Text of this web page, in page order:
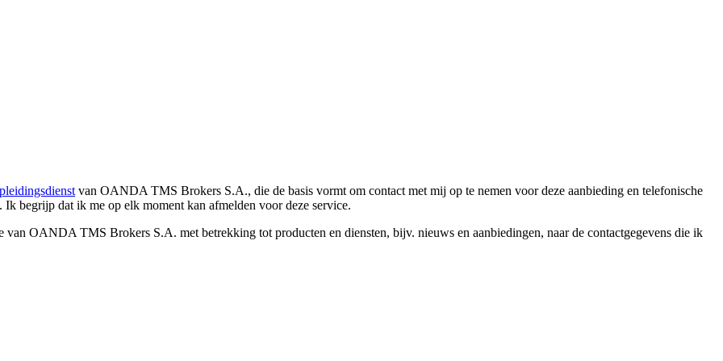
van OANDA TMS Brokers S.A., die de basis vormt om contact met mij op te nemen voor deze aanbieding en telefonische
Ik begrijp dat ik me op elk moment kan afmelden voor deze service.
OANDA TMS Brokers S.A. met betrekking tot producten en diensten, bijv. nieuws en aanbiedingen, naar de contactgegevens die ik